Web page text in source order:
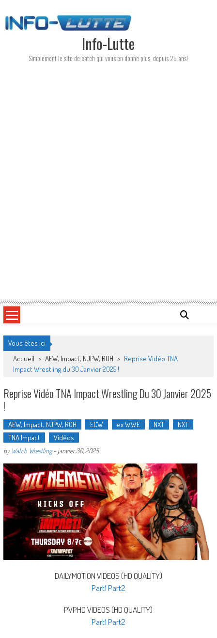
to
content
Info-Lutte
Simplement le site de catch qui vous en donne plus, depuis 25 ans!
Vous êtes ici
Accueil > AEW, Impact, NJPW, ROH > Reprise Vidéo TNA
Impact Wrestling du 30 Janvier 2025 !
Reprise Vidéo TNA Impact Wrestling Du 30 Janvier 2025
!
AEW, Impact, NJPW, ROH ECW ex WWE NXT
NXT
TNA Impact
Vidéos
by Watch Wrestling- janvier 30, 2025
DAILYMOTION VIDEOS (HD QUALITY)
Part1Part2
PVPHD VIDEOS (HD QUALITY)
Part1Part2